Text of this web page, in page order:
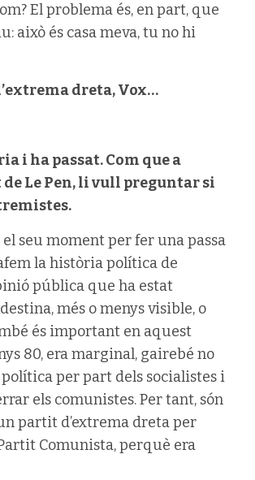
El problema és, en part, que
això és casa meva, tu no hi
dreta, Vox…
i ha passat. Com que a
Le Pen, li vull preguntar si
seu moment per fer una passa
la història política de
pública que ha estat
més o menys visible, o
és important en aquest
80, era marginal, gairebé no
per part dels socialistes i
els comunistes. Per tant, són
partit d’extrema dreta per
Comunista, perquè era